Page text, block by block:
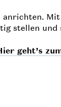
stellen und
geht’s